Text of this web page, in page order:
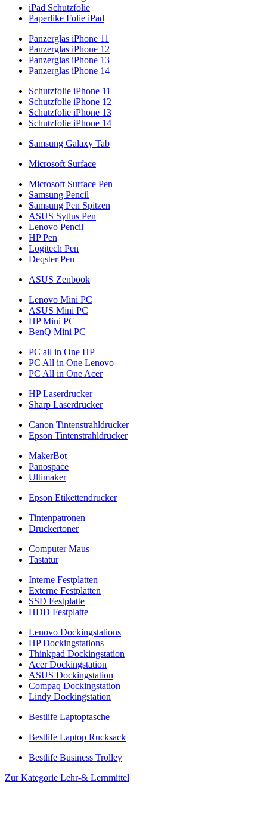
iPad Schutzfolie
Paperlike Folie iPad
Panzerglas iPhone 11
Panzerglas iPhone 12
Panzerglas iPhone 13
Panzerglas iPhone 14
Schutzfolie iPhone 11
Schutzfolie iPhone 12
Schutzfolie iPhone 13
Schutzfolie iPhone 14
Samsung Galaxy Tab
Microsoft Surface
Microsoft Surface Pen
Samsung Pencil
Samsung Pen Spitzen
ASUS Sytlus Pen
Lenovo Pencil
HP Pen
Logitech Pen
Deqster Pen
ASUS Zenbook
Lenovo Mini PC
ASUS Mini PC
HP Mini PC
BenQ Mini PC
PC all in One HP
PC All in One Lenovo
PC All in One Acer
HP Laserdrucker
Sharp Laserdrucker
Canon Tintenstrahldrucker
Epson Tintenstrahldrucker
MakerBot
Panospace
Ultimaker
Epson Etikettendrucker
Tintenpatronen
Druckertoner
Computer Maus
Tastatur
Interne Festplatten
Externe Festplatten
SSD Festplatte
HDD Festplatte
Lenovo Dockingstations
HP Dockingstations
Thinkpad Dockingstation
Acer Dockingstation
ASUS Dockingstation
Compaq Dockingstation
Lindy Dockingstation
Bestlife Laptoptasche
Bestlife Laptop Rucksack
Bestlife Business Trolley
Zur Kategorie Lehr-& Lernmittel